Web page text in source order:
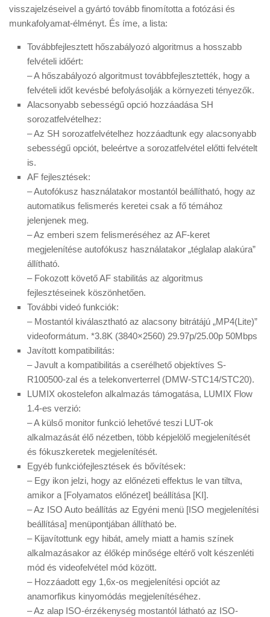
visszajelzéseivel a gyártó tovább finomította a fotózási és
munkafolyamat-élményt. És íme, a lista:
Továbbfejlesztett hőszabályozó algoritmus a hosszabb
felvételi időért:
– A hőszabályozó algoritmust továbbfejlesztették, hogy a
felvételi időt kevésbé befolyásolják a környezeti tényezők.
Alacsonyabb sebességű opció hozzáadása SH
sorozatfelvételhez:
– Az SH sorozatfelvételhez hozzáadtunk egy alacsonyabb
sebességű opciót, beleértve a sorozatfelvétel előtti felvételt
is.
AF fejlesztések:
– Autofókusz használatakor mostantól beállítható, hogy az
automatikus felismerés keretei csak a fő témához
jelenjenek meg.
– Az emberi szem felismeréséhez az AF-keret
megjelenítése autofókusz használatakor „téglalap alakúra”
állítható.
– Fokozott követő AF stabilitás az algoritmus
fejlesztéseinek köszönhetően.
További videó funkciók:
– Mostantól kiválasztható az alacsony bitrátájú „MP4(Lite)”
videoformátum. *3.8K (3840×2560) 29.97p/25.00p 50Mbps
Javított kompatibilitás:
– Javult a kompatibilitás a cserélhető objektíves S-
R100500-zal és a telekonverterrel (DMW-STC14/STC20).
LUMIX okostelefon alkalmazás támogatása, LUMIX Flow
1.4-es verzió:
– A külső monitor funkció lehetővé teszi LUT-ok
alkalmazását élő nézetben, több képjelölő megjelenítését
és fókuszkeretek megjelenítését.
Egyéb funkciófejlesztések és bővítések:
– Egy ikon jelzi, hogy az előnézeti effektus le van tiltva,
amikor a [Folyamatos előnézet] beállítása [KI].
– Az ISO Auto beállítás az Egyéni menü [ISO megjelenítési
beállítása] menüpontjában állítható be.
– Kijavítottunk egy hibát, amely miatt a hamis színek
alkalmazásakor az élőkép minősége eltérő volt készenléti
mód és videofelvétel mód között.
– Hozzáadott egy 1,6x-os megjelenítési opciót az
anamorfikus kinyomódás megjelenítéséhez.
– Az alap ISO-érzékenység mostantól látható az ISO-